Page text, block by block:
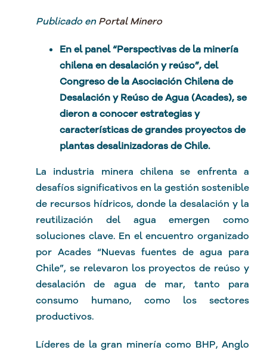
Publicado en Portal Minero
En el panel “Perspectivas de la minería
chilena en desalación y reúso”, del
Congreso de la Asociación Chilena de
Desalación y Reúso de Agua (Acades), se
dieron a conocer estrategias y
características de grandes proyectos de
plantas desalinizadoras de Chile.
La industria minera chilena se enfrenta a
desafíos significativos en la gestión sostenible
de recursos hídricos, donde la desalación y la
reutilización del agua emergen como
soluciones clave. En el encuentro organizado
por Acades “Nuevas fuentes de agua para
Chile”, se relevaron los proyectos de reúso y
desalación de agua de mar, tanto para
consumo humano, como los sectores
productivos.
Líderes de la gran minería como BHP, Anglo